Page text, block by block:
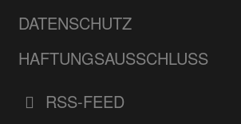
DATENSCHUTZ
HAFTUNGSAUSSCHLUSS
RSS-FEED